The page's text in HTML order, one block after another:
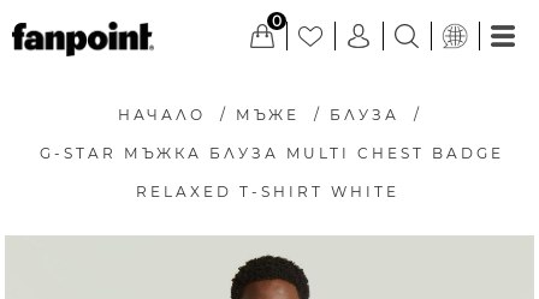
0
НАЧАЛО / МЪЖЕ / БЛУЗА /
G-STAR МЪЖКА БЛУЗА MULTI CHEST BADGE
RELAXED T-SHIRT WHITE